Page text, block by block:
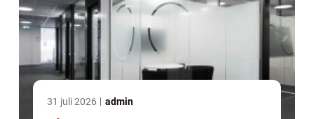
31 juli 2026 admin